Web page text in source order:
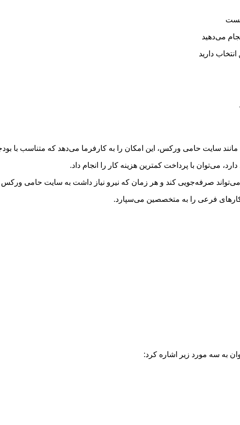
می‌دهید
دارید
سایت حامی ورکس، این امکان را به کارفرما می‌دهد که متناسب با
می‌توان با پرداخت کمترین هزینه کار را انجام داد.
می‌تواند صرفه‌جویی کند و هر زمان که نیرو نیاز داشت به سایت حامی ورکس
فرعی را به متخصصین می‌سپارد.
به سه مورد زیر اشاره کرد: